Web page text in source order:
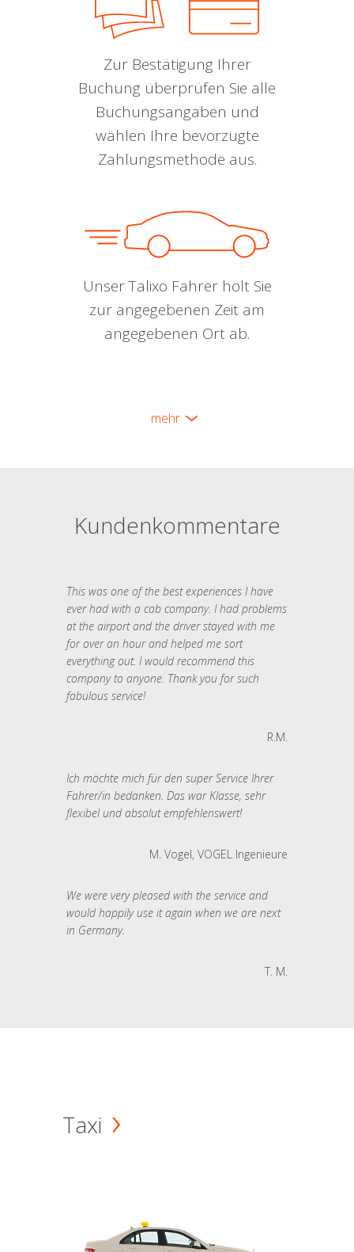
Zur Bestätigung Ihrer
Buchung überprüfen Sie alle
Buchungsangaben und
wählen Ihre bevorzugte
Zahlungsmethode aus.
Unser Talixo Fahrer holt Sie
zur angegebenen Zeit am
angegebenen Ort ab.
mehr
Kundenkommentare
This was one of the best experiences I have
ever had with a cab company. I had problems
at the airport and the driver stayed with me
for over an hour and helped me sort
everything out. I would recommend this
company to anyone. Thank you for such
fabulous service!
R.M.
Ich möchte mich für den super Service Ihrer
Fahrer/in bedanken. Das war Klasse, sehr
flexibel und absolut empfehlenswert!
M. Vogel, VOGEL Ingenieure
We were very pleased with the service and
would happily use it again when we are next
in Germany.
T. M.
Taxi